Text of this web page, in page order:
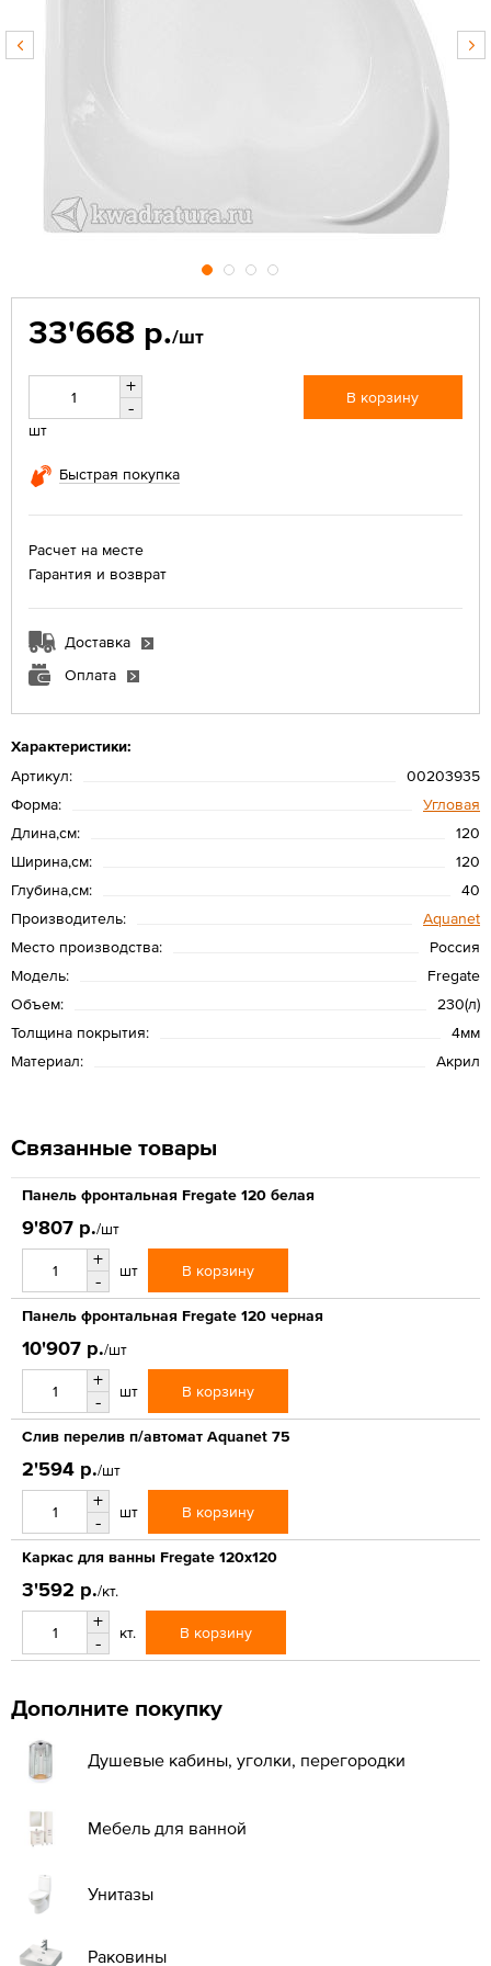
Характеристики:
Артикул:
00203935
Форма:
Угловая
Длина,см:
120
Ширина,см:
120
Глубина,см:
40
Производитель:
Aquanet
Место производства:
Россия
Модель:
Fregate
Объем:
230(л)
Толщина покрытия:
4мм
Материал:
Акрил
33'668 р./шт
+
-
шт
В корзину
Быстрая покупка
Расчет на месте
Гарантия и возврат
Доставка
Оплата
Связанные товары
Панель фронтальная Fregate 120 белая
9'807 р./шт
+
-
шт В корзину
Панель фронтальная Fregate 120 черная
10'907 р./шт
+
-
шт В корзину
Слив перелив п/автомат Aquanet 75
2'594 р./шт
+
-
шт В корзину
Каркас для ванны Fregate 120x120
3'592 р./кт.
+
-
кт. В корзину
Дополните покупку
Душевые кабины, уголки, перегородки
Мебель для ванной
Унитазы
Раковины